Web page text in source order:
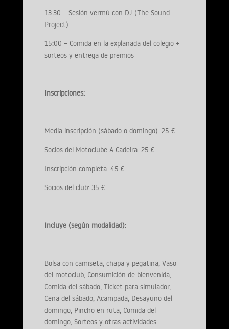
13:30 – Sesión vermú con DJ (The Sound
Project)
15:00 – Comida en la explanada del colegio +
sorteos y entrega de premios
Inscripciones:
Media inscripción (sábado o domingo): 25 €
Socios del Motoclube A Cadeira: 25 €
Inscripción completa: 45 €
Socios del club: 35 €
Incluye (según modalidad):
Bolsa con camiseta, chapa y pegatina, Vaso
del motoclub, Consumición de bienvenida,
Comida del sábado, Ticket para simulador,
Cena del sábado, Acampada, Desayuno del
domingo, Pincho en ruta, Comida del
domingo, Sorteos y otras actividades